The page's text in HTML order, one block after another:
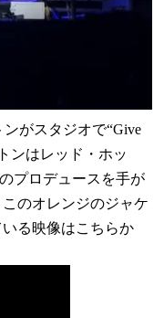
がスタジオで“Give
ンはレッド・ホッ
プロデュースを手が
のオレンジのジャケ
る映像はこちらか